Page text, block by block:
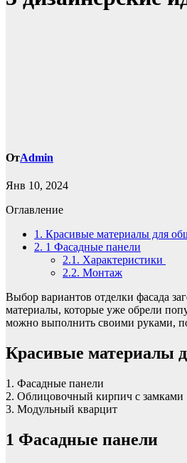
ОтAdmin
Янв 10, 2024
Оглавление
1. Красивые материалы для
2. 1 Фасадные панели
2.1. Характеристики
2.2. Монтаж
Выбор вариантов отделки фасада
материалы, которые уже обрели
можно выполнить своими руками,
Красивые материалы
1. Фасадные панели
2. Облицовочный кирпич с замками
3. Модульный кварцит
1 Фасадные панели